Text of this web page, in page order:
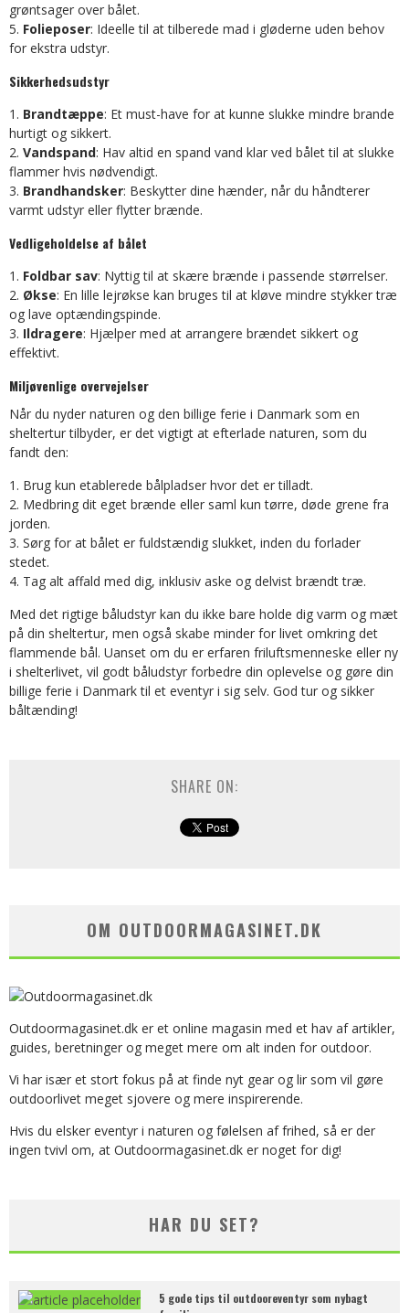
grøntsager over bålet.
Folieposer: Ideelle til at tilberede mad i gløderne uden behov
for ekstra udstyr.
Sikkerhedsudstyr
Brandtæppe: Et must-have for at kunne slukke mindre brande
hurtigt og sikkert.
Vandspand: Hav altid en spand vand klar ved bålet til at slukke
flammer hvis nødvendigt.
Brandhandsker: Beskytter dine hænder, når du håndterer
varmt udstyr eller flytter brænde.
Vedligeholdelse af bålet
Foldbar sav: Nyttig til at skære brænde i passende størrelser.
Økse: En lille lejrøkse kan bruges til at kløve mindre stykker træ
og lave optændingspinde.
Ildragere: Hjælper med at arrangere brændet sikkert og
effektivt.
Miljøvenlige overvejelser
Når du nyder naturen og den billige ferie i Danmark som en
sheltertur tilbyder, er det vigtigt at efterlade naturen, som du
fandt den:
Brug kun etablerede bålpladser hvor det er tilladt.
Medbring dit eget brænde eller saml kun tørre, døde grene fra
jorden.
Sørg for at bålet er fuldstændig slukket, inden du forlader
stedet.
Tag alt affald med dig, inklusiv aske og delvist brændt træ.
Med det rigtige båludstyr kan du ikke bare holde dig varm og mæt
på din sheltertur, men også skabe minder for livet omkring det
flammende bål. Uanset om du er erfaren friluftsmenneske eller ny
i shelterlivet, vil godt båludstyr forbedre din oplevelse og gøre din
billige ferie i Danmark til et eventyr i sig selv. God tur og sikker
båltænding!
SHARE ON:
OM OUTDOORMAGASINET.DK
Outdoormagasinet.dk er et online magasin med et hav af artikler,
guides, beretninger og meget mere om alt inden for outdoor.
Vi har især et stort fokus på at finde nyt gear og lir som vil gøre
outdoorlivet meget sjovere og mere inspirerende.
Hvis du elsker eventyr i naturen og følelsen af frihed, så er der
ingen tvivl om, at Outdoormagasinet.dk er noget for dig!
HAR DU SET?
5 gode tips til outdooreventyr som nybagt